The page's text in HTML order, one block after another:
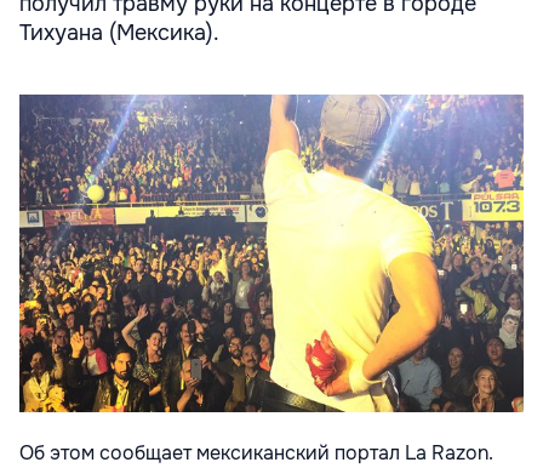
Тихуана (Мексика).
Об этом сообщает мексиканский портал La Razon.